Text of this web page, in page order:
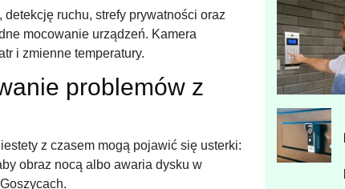
ruchu, strefy prywatności oraz
mocowanie urządzeń. Kamera
i zmienne temperatury.
problemów z
z czasem mogą pojawić się usterki:
obraz nocą albo awaria dysku w